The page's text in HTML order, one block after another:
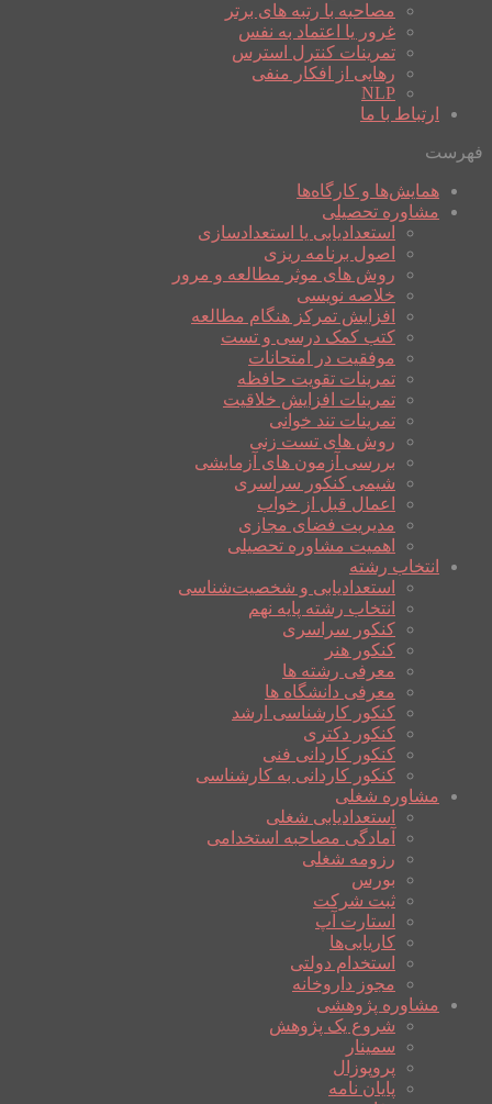
مصاحبه با رتبه های برتر
غرور یا اعتماد به نفس
تمرینات کنترل استرس
رهایی از افکار منفی
NLP
ارتباط با ما
فهرست
همایش‌ها و کارگاه‌ها
مشاوره تحصیلی
استعدادیابی یا استعدادسازی
اصول برنامه ریزی
روش های موثر مطالعه و مرور
خلاصه نویسی
افزایش تمرکز هنگام مطالعه
کتب کمک درسی و تست
موفقیت در امتحانات
تمرینات تقویت حافظه
تمرینات افزایش خلاقیت
تمرینات تند خوانی
روش های تست زنی
بررسی آزمون های آزمایشی
شیمی کنکور سراسری
اعمال قبل از خواب
مدیریت فضای مجازی
اهمیت مشاوره تحصیلی
انتخاب رشته
استعدادیابی و شخصیت‌شناسی
انتخاب رشته پایه نهم
کنکور سراسری
کنکور هنر
معرفی رشته ها
معرفی دانشگاه ها
کنکور کارشناسی ارشد
کنکور دکتری
کنکور کاردانی فنی
کنکور کاردانی به کارشناسی
مشاوره شغلی
استعدادیابی شغلی
آمادگی مصاحبه استخدامی
رزومه شغلی
بورس
ثبت شرکت
استارت آپ
کاریابی‌ها
استخدام دولتی
مجوز داروخانه
مشاوره پژوهشی
شروع یک پژوهش
سمینار
پروپوزال
پایان نامه